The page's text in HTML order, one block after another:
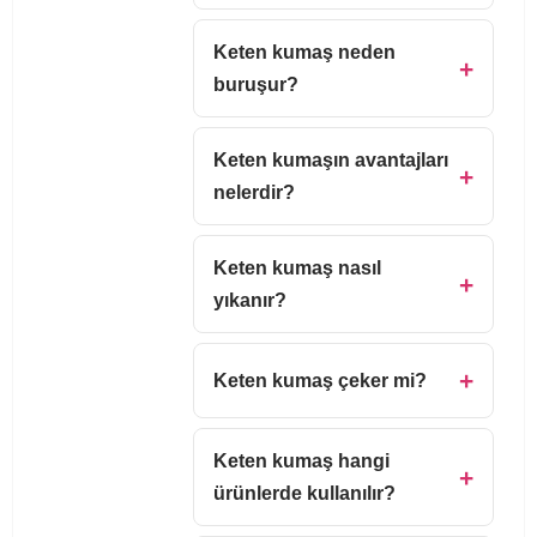
Keten kumaş neden
buruşur?
Keten kumaşın avantajları
nelerdir?
Keten kumaş nasıl
yıkanır?
Keten kumaş çeker mi?
Keten kumaş hangi
ürünlerde kullanılır?